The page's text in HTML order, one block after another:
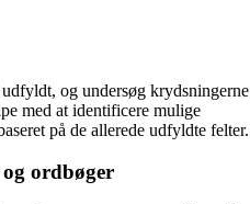
og undersøg krydsningerne
med at identificere mulige
på de allerede udfyldte felter.
ordbøger